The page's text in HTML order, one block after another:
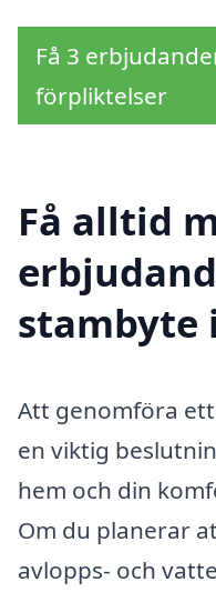
Få 3
förpliktelser
Få alltid
stambyte
Att genomföra
en viktig
hem och din
Om du planerar
avlopps- och